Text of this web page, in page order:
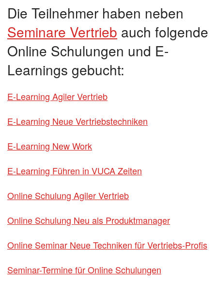
Die Teilnehmer haben neben
Seminare Vertrieb auch folgende
Online Schulungen und E-
Learnings gebucht:
E-Learning Agiler Vertrieb
E-Learning Neue Vertriebstechniken
E-Learning New Work
E-Learning Führen in VUCA Zeiten
Online Schulung Agiler Vertrieb
Online Schulung Neu als Produktmanager
Online Seminar Neue Techniken für Vertriebs-Profis
Seminar-Termine für Online Schulungen